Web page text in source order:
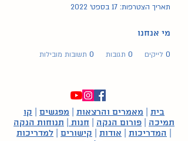
תאריך הצטרפות: 17 בספט׳ 2022
מי אנחנו
0 לייקים 0 תגובות 0 תשובות מובילות
בית מאמרים והרצאות מפגשים
קו
תמיכה
פורום הנקה חנות
תנוחות הנקה
המדריכות אודות קישורים
למדריכות